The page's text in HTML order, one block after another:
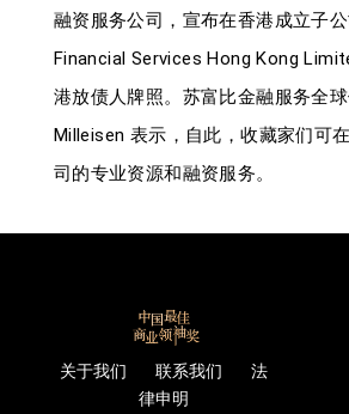
融资服务公司，宣布在香港成立子
Financial Services Hong Kong
港放债人牌照。苏富比金融服务全
Milleisen 表示，自此，收藏家们可
司的专业资源和融资服务。
关于我们 联系我们 法
律申明